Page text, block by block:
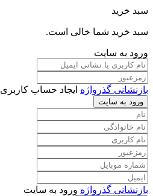
سبد خرید
سبد خرید شما خالی است.
ورود به سایت
بازنشانی گذرواژه ایجاد حساب کاربری
ورود به سایت
بازنشانی گذرواژه ورود به سایت